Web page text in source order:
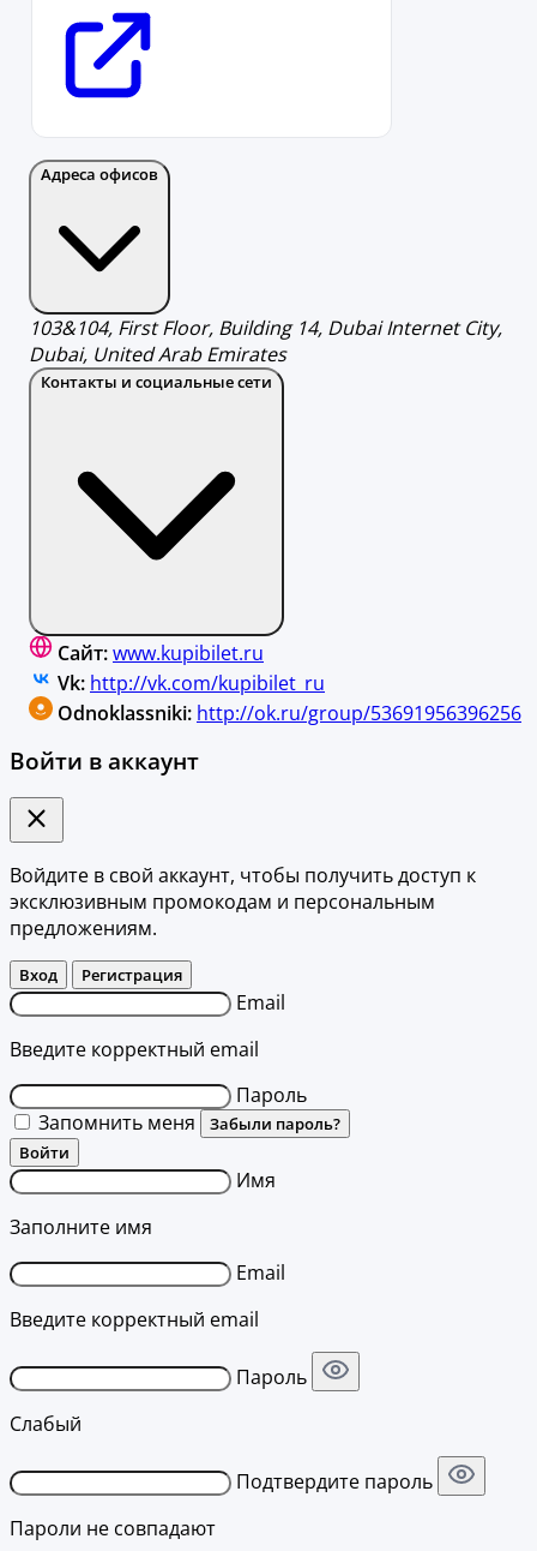
Адреса офисов
103&104, First Floor, Building 14, Dubai Internet City,
Dubai, United Arab Emirates
Контакты и социальные сети
Сайт:www.kupibilet.ru
Vk: http://vk.com/kupibilet_ru
Odnoklassniki: http://ok.ru/group/53691956396256
Войти в аккаунт
Войдите в свой аккаунт, чтобы получить доступ к
эксклюзивным промокодам и персональным
предложениям.
Вход Регистрация
Email
Введите корректный email
Пароль
Запомнить меня
Забыли пароль?
Войти
Имя
Заполните имя
Email
Введите корректный email
Пароль
Слабый
Подтвердите пароль
Пароли не совпадают